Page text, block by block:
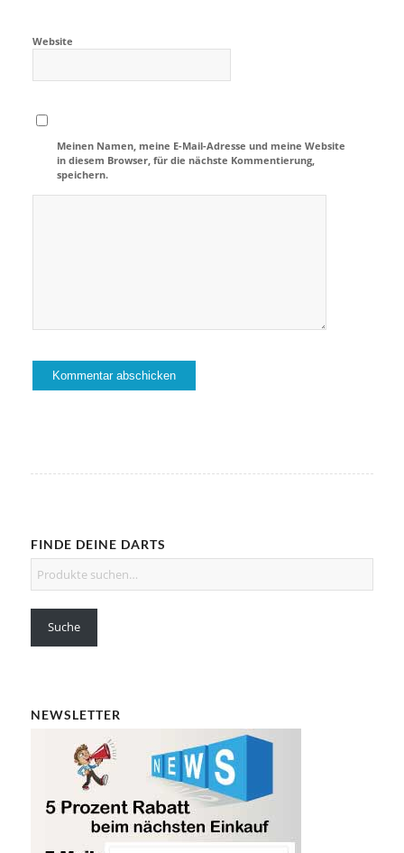
Website
Meinen Namen, meine E-Mail-Adresse und meine Website
in diesem Browser, für die nächste Kommentierung,
speichern.
FINDE DEINE DARTS
Suche
NEWSLETTER